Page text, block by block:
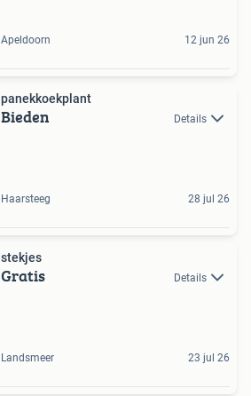
Apeldoorn 12 jun 26
panekkoekplant
Bieden Details
Haarsteeg 28 jul 26
stekjes
Gratis Details
Landsmeer 23 jul 26